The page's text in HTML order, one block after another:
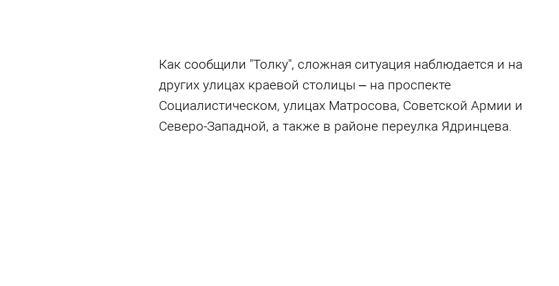
Как сообщили "Толку", сложная ситуация наблюдается и на
других улицах краевой столицы – на проспекте
Социалистическом, улицах Матросова, Советской Армии и
Северо-Западной, а также в районе переулка Ядринцева.